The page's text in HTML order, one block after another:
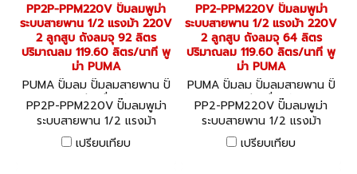
PP2P-PPM220V ปั๊มลมพูม่า
ระบบสายพาน 1/2 แรงม้า 220V
2 ลูกสูบ ถังลมจุ 92 ลิตร
ปริมาณลม 119.60 ลิตร/นาที พู
ม่า PUMA
PUMA ปั๊มลม ปั๊มลมสายพาน ปั๊
มลมออยล์ฟรี เครื่องอัดลม PP
2P-PPM220V
PP2P-PPM220V ปั๊มลมพูม่า
ระบบสายพาน 1/2 แรงม้า
220V 2 ลูกสูบ ถังลมจุ 92
ลิตร ปริมาณลม 119.60 ลิตร/
เปรียบเทียบ
PP2-PPM220V ปั๊มลมพูม่า
ระบบสายพาน 1/2 แรงม้า 220V
2 ลูกสูบ ถังลมจุ 64 ลิตร
ปริมาณลม 119.60 ลิตร/นาที พู
ม่า PUMA
PUMA ปั๊มลม ปั๊มลมสายพาน ปั๊
มลมออยล์ฟรี เครื่องอัดลม PP
2-PPM220V
PP2-PPM220V ปั๊มลมพูม่า
ระบบสายพาน 1/2 แรงม้า
220V 2 ลูกสูบ ถังลมจุ 64
ลิตร ปริมาณลม 119.60 ลิตร/
เปรียบเทียบ